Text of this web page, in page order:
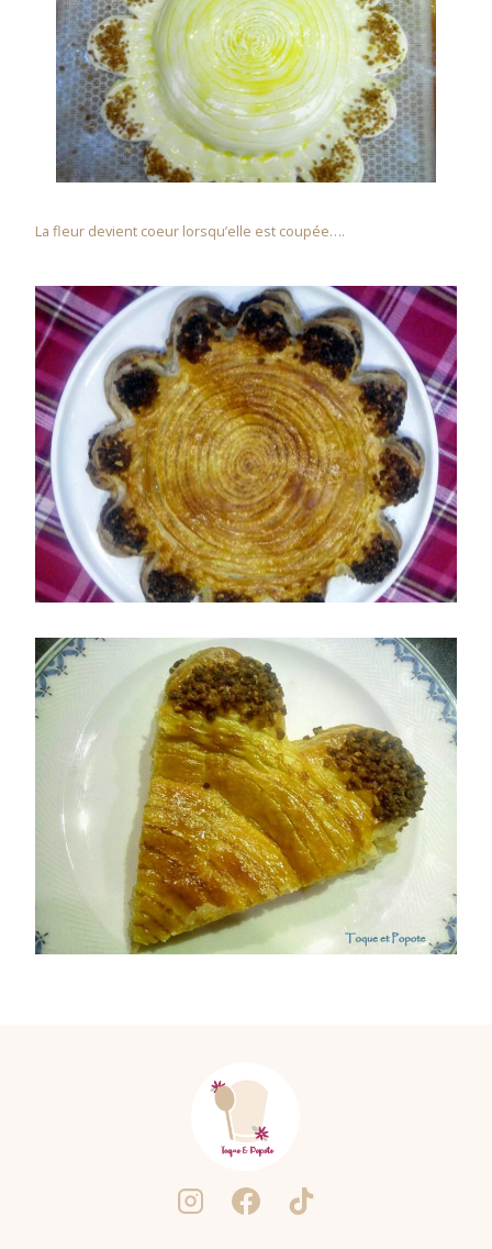
La fleur devient coeur lorsqu’elle est coupée….